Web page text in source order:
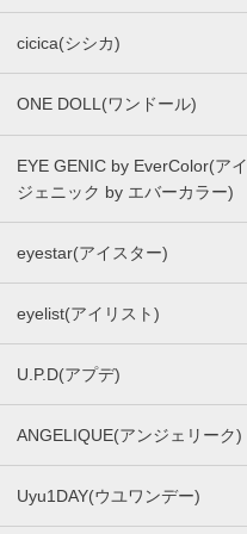
cicica(シシカ)
ONE DOLL(ワンドール)
EYE GENIC by EverColor(アイ
ジェニック by エバーカラー)
eyestar(アイスター)
eyelist(アイリスト)
U.P.D(アプデ)
ANGELIQUE(アンジェリーク)
Uyu1DAY(ウユワンデー)